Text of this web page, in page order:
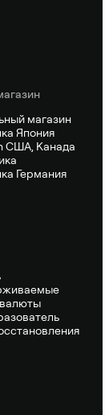
магазин
Япония
США, Канада
Германия